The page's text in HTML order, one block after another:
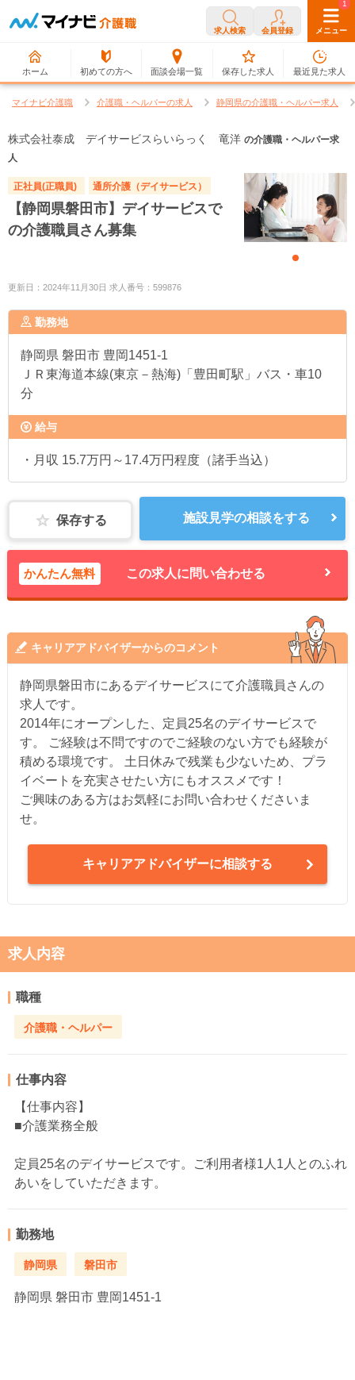
求人検索 会員登録 メニュー
ホーム 初めての方へ 面談会場一覧
0
保存した求人
1
最近見た求人
マイナビ介護職 介護職・ヘルパーの求人 静岡県の介護職・ヘルパー求人
株式会社泰成 デイサービスらいらっく 竜洋 の介護職・ヘルパー求
人
正社員(正職員) 通所介護（デイサービス）
【静岡県磐田市】デイサービスで
の介護職員さん募集
更新日：2024年11月30日 求人番号：599876
勤務地
静岡県 磐田市 豊岡1451-1
ＪＲ東海道本線(東京－熱海)「豊田町駅」バス・車10
分
給与
・月収 15.7万円～17.4万円程度（諸手当込）
保存する 施設見学の相談をする
かんたん無料 この求人に問い合わせる
キャリアアドバイザーからのコメント
静岡県磐田市にあるデイサービスにて介護職員さんの
求人です。
2014年にオープンした、定員25名のデイサービスで
す。 ご経験は不問ですのでご経験のない方でも経験が
積める環境です。 土日休みで残業も少ないため、プラ
イベートを充実させたい方にもオススメです！
ご興味のある方はお気軽にお問い合わせくださいま
せ。
キャリアアドバイザーに相談する
求人内容
職種
介護職・ヘルパー
仕事内容
【仕事内容】
■介護業務全般
定員25名のデイサービスです。ご利用者様1人1人とのふれ
あいをしていただきます。
勤務地
静岡県 磐田市
静岡県 磐田市 豊岡1451-1